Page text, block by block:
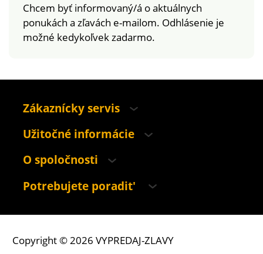
Chcem byť informovaný/á o aktuálnych
ponukách a zľavách e-mailom. Odhlásenie je
možné kedykoľvek zadarmo.
Zákaznícky servis
Užitočné informácie
O spoločnosti
Potrebujete poradit'
Copyright © 2026 VYPREDAJ-ZLAVY